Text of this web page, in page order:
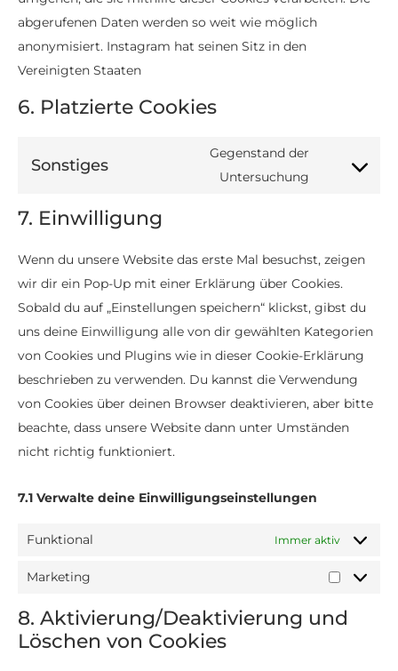
abgerufenen Daten werden so weit wie möglich
anonymisiert. Instagram hat seinen Sitz in den
Vereinigten Staaten
6. Platzierte Cookies
Sonstiges
Gegenstand der
Untersuchung
7. Einwilligung
Wenn du unsere Website das erste Mal besuchst, zeigen
wir dir ein Pop-Up mit einer Erklärung über Cookies.
Sobald du auf „Einstellungen speichern“ klickst, gibst du
uns deine Einwilligung alle von dir gewählten Kategorien
von Cookies und Plugins wie in dieser Cookie-Erklärung
beschrieben zu verwenden. Du kannst die Verwendung
von Cookies über deinen Browser deaktivieren, aber bitte
beachte, dass unsere Website dann unter Umständen
nicht richtig funktioniert.
7.1 Verwalte deine Einwilligungseinstellungen
Funktional Immer aktiv
Marketing
8. Aktivierung/Deaktivierung und
Löschen von Cookies